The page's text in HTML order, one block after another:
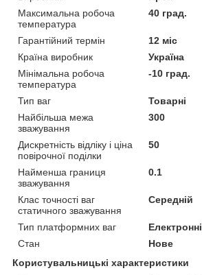
Максимальна робоча
температура
40 град.
Гарантійний термін
12 міс
Країна виробник
Україна
Мінімальна робоча
температура
-10 град.
Тип ваг
Товарні
Найбільша межа
зважування
300
Дискретність відліку і ціна
повірочної поділки
50
Найменша границя
зважування
0.1
Клас точності ваг
статичного зважування
Середній
Тип платформних ваг
Електронні
Стан
Нове
Користувальницькі характеристики